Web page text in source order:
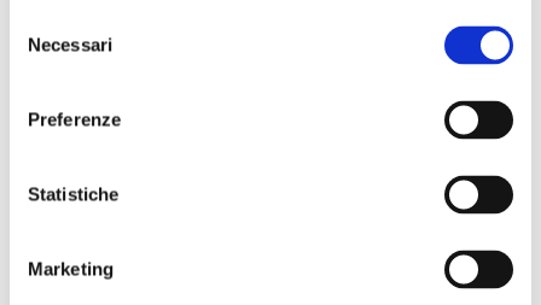
delNecessari
Preferenze
Statistiche
Marketing
Visita guidata
Gita giornaliera
- Il cimitero